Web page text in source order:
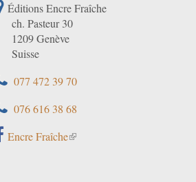
Éditions Encre Fraîche
ch. Pasteur 30
1209 Genève
Suisse
077 472 39 70
076 616 38 68
Encre Fraîche